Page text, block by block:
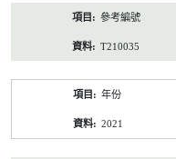
參考編號
T210035
年份
2021